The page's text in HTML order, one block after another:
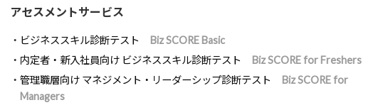
アセスメントサービス
ビジネススキル診断テスト
Biz SCORE Basic
内定者・新入社員向け ビジネススキル診断テスト
Biz SCORE for Freshers
管理職層向け マネジメント・リーダーシップ診断テスト
Biz SCORE for
Managers